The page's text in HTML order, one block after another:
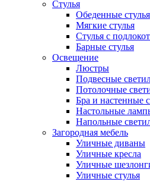
Стулья
Обеденные стулья
Мягкие стулья
Стулья с
Барные стулья
Освещение
Люстры
Подвесные
Потолочные
Бра и настенные
Настольные
Напольные
Загородная мебель
Уличные диваны
Уличные кресла
Уличные
Уличные стулья